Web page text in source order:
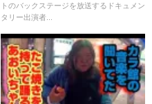
トのバックステージを放送するドキュメン
タリー出演者...